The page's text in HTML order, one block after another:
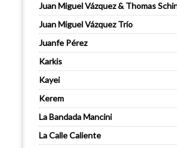
Juan Miguel Vázquez & Thomas
Juan Miguel Vázquez Trío
Juanfe Pérez
Karkis
Kayei
Kerem
La Bandada Mancini
La Calle Caliente